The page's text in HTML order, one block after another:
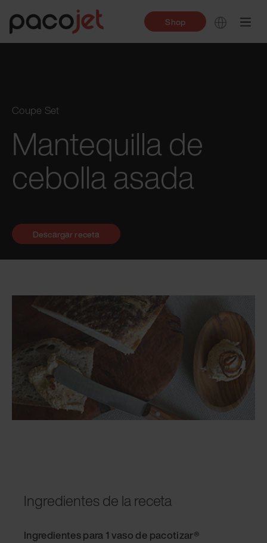
Shop
Coupe Set
Mantequilla de
cebolla asada
Ingredientes de la receta
Ingredientes para 1 vaso de pacotizar®
Descargar receta